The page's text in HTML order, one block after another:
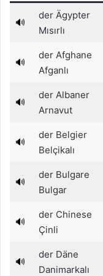
🔊
der Ägypter
Mısırlı
🔊
der Afghane
Afganlı
🔊
der Albaner
Arnavut
🔊
der Belgier
Belçikalı
🔊
der Bulgare
Bulgar
🔊
der Chinese
Çinli
🔊
der Däne
Danimarkalı